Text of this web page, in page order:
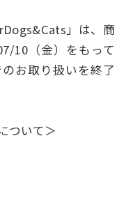
」は、商
10（金）をもって
お取り扱いを終了
ついて＞